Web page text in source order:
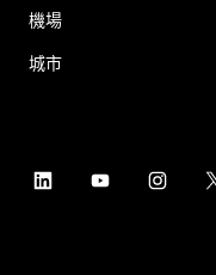
機場
城市